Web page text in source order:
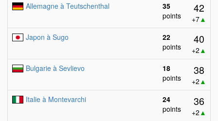
Allemagne à Teutschenthal
35
points
42
+7▲
Japon à Sugo
22
points
40
+2 ▲
Bulgarie à Sevlievo
18
points
38
+2 ▲
Italie à Montevarchi
24
points
36
+2 ▲